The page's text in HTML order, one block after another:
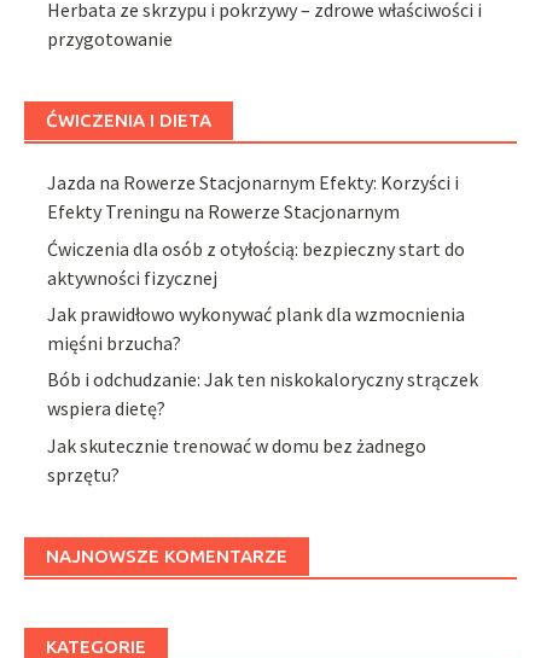
Herbata ze skrzypu i pokrzywy – zdrowe właściwości i
przygotowanie
ĆWICZENIA I DIETA
Jazda na Rowerze Stacjonarnym Efekty: Korzyści i
Efekty Treningu na Rowerze Stacjonarnym
Ćwiczenia dla osób z otyłością: bezpieczny start do
aktywności fizycznej
Jak prawidłowo wykonywać plank dla wzmocnienia
mięśni brzucha?
Bób i odchudzanie: Jak ten niskokaloryczny strączek
wspiera dietę?
Jak skutecznie trenować w domu bez żadnego
sprzętu?
NAJNOWSZE KOMENTARZE
KATEGORIE